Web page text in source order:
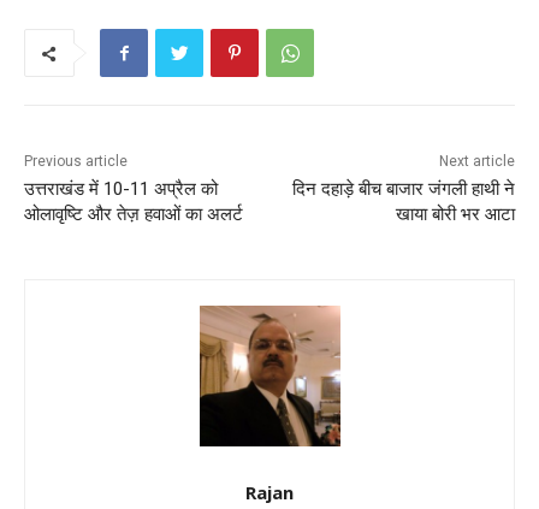
Previous article
उत्तराखंड में 10-11 अप्रैल को
ओलावृष्टि और तेज़ हवाओं का अलर्ट
Next article
दिन दहाड़े बीच बाजार जंगली हाथी ने
खाया बोरी भर आटा
Rajan